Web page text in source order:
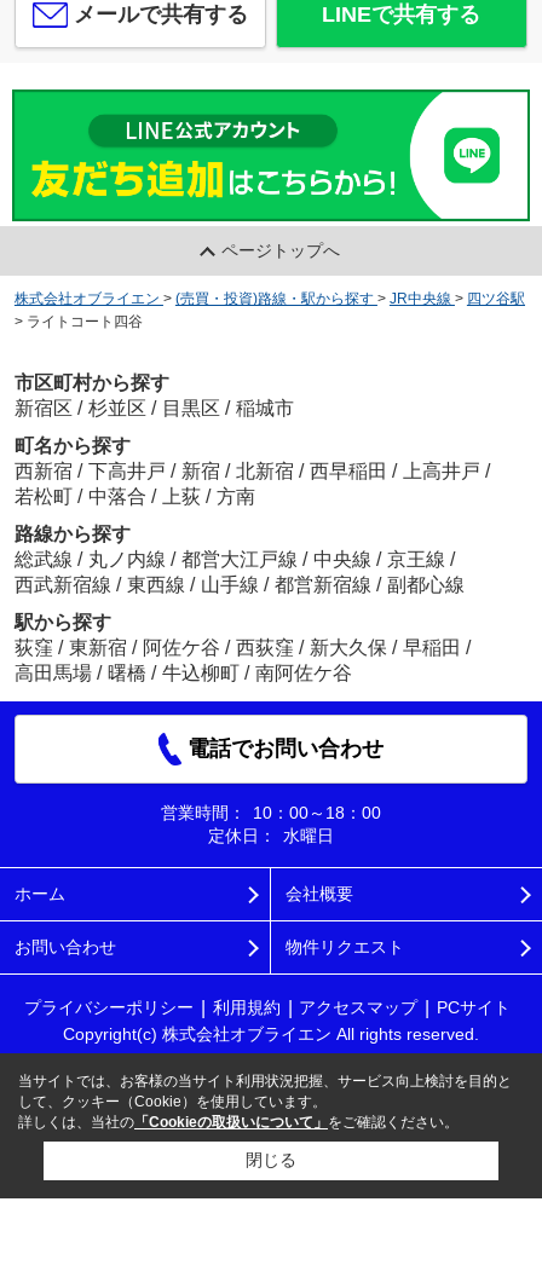
メールで共有する LINEで共有する
ページトップへ
株式会社オブライエン > (売買・投資)路線・駅から探す > JR中央線 > 四ツ谷駅
> ライトコート四谷
市区町村から探す
新宿区 / 杉並区 / 目黒区 / 稲城市
町名から探す
西新宿 / 下高井戸 / 新宿 / 北新宿 / 西早稲田 / 上高井戸 /
若松町 / 中落合 / 上荻 / 方南
路線から探す
総武線 / 丸ノ内線 / 都営大江戸線 / 中央線 / 京王線 /
西武新宿線 / 東西線 / 山手線 / 都営新宿線 / 副都心線
駅から探す
荻窪 / 東新宿 / 阿佐ケ谷 / 西荻窪 / 新大久保 / 早稲田 /
高田馬場 / 曙橋 / 牛込柳町 / 南阿佐ケ谷
電話でお問い合わせ
営業時間：
10：00～18：00
定休日：
水曜日
ホーム 会社概要
お問い合わせ 物件リクエスト
プライバシーポリシー 利用規約 アクセスマップ
PCサイト
Copyright(c) 株式会社オブライエン All rights reserved.
当サイトでは、お客様の当サイト利用状況把握、サービス向上検討を目的と
して、クッキー（Cookie）を使用しています。
詳しくは、当社の 「Cookieの取扱いについて」 をご確認ください。
閉じる